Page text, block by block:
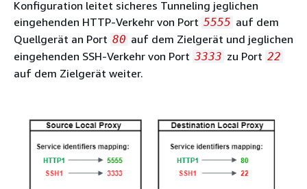
Konfiguration leitet sicheres Tunneling jeglichen
eingehenden HTTP-Verkehr von Port 5555 auf dem
Quellgerät an Port 80 auf dem Zielgerät und jeglichen
eingehenden SSH-Verkehr von Port 3333 zu Port 22
auf dem Zielgerät weiter.